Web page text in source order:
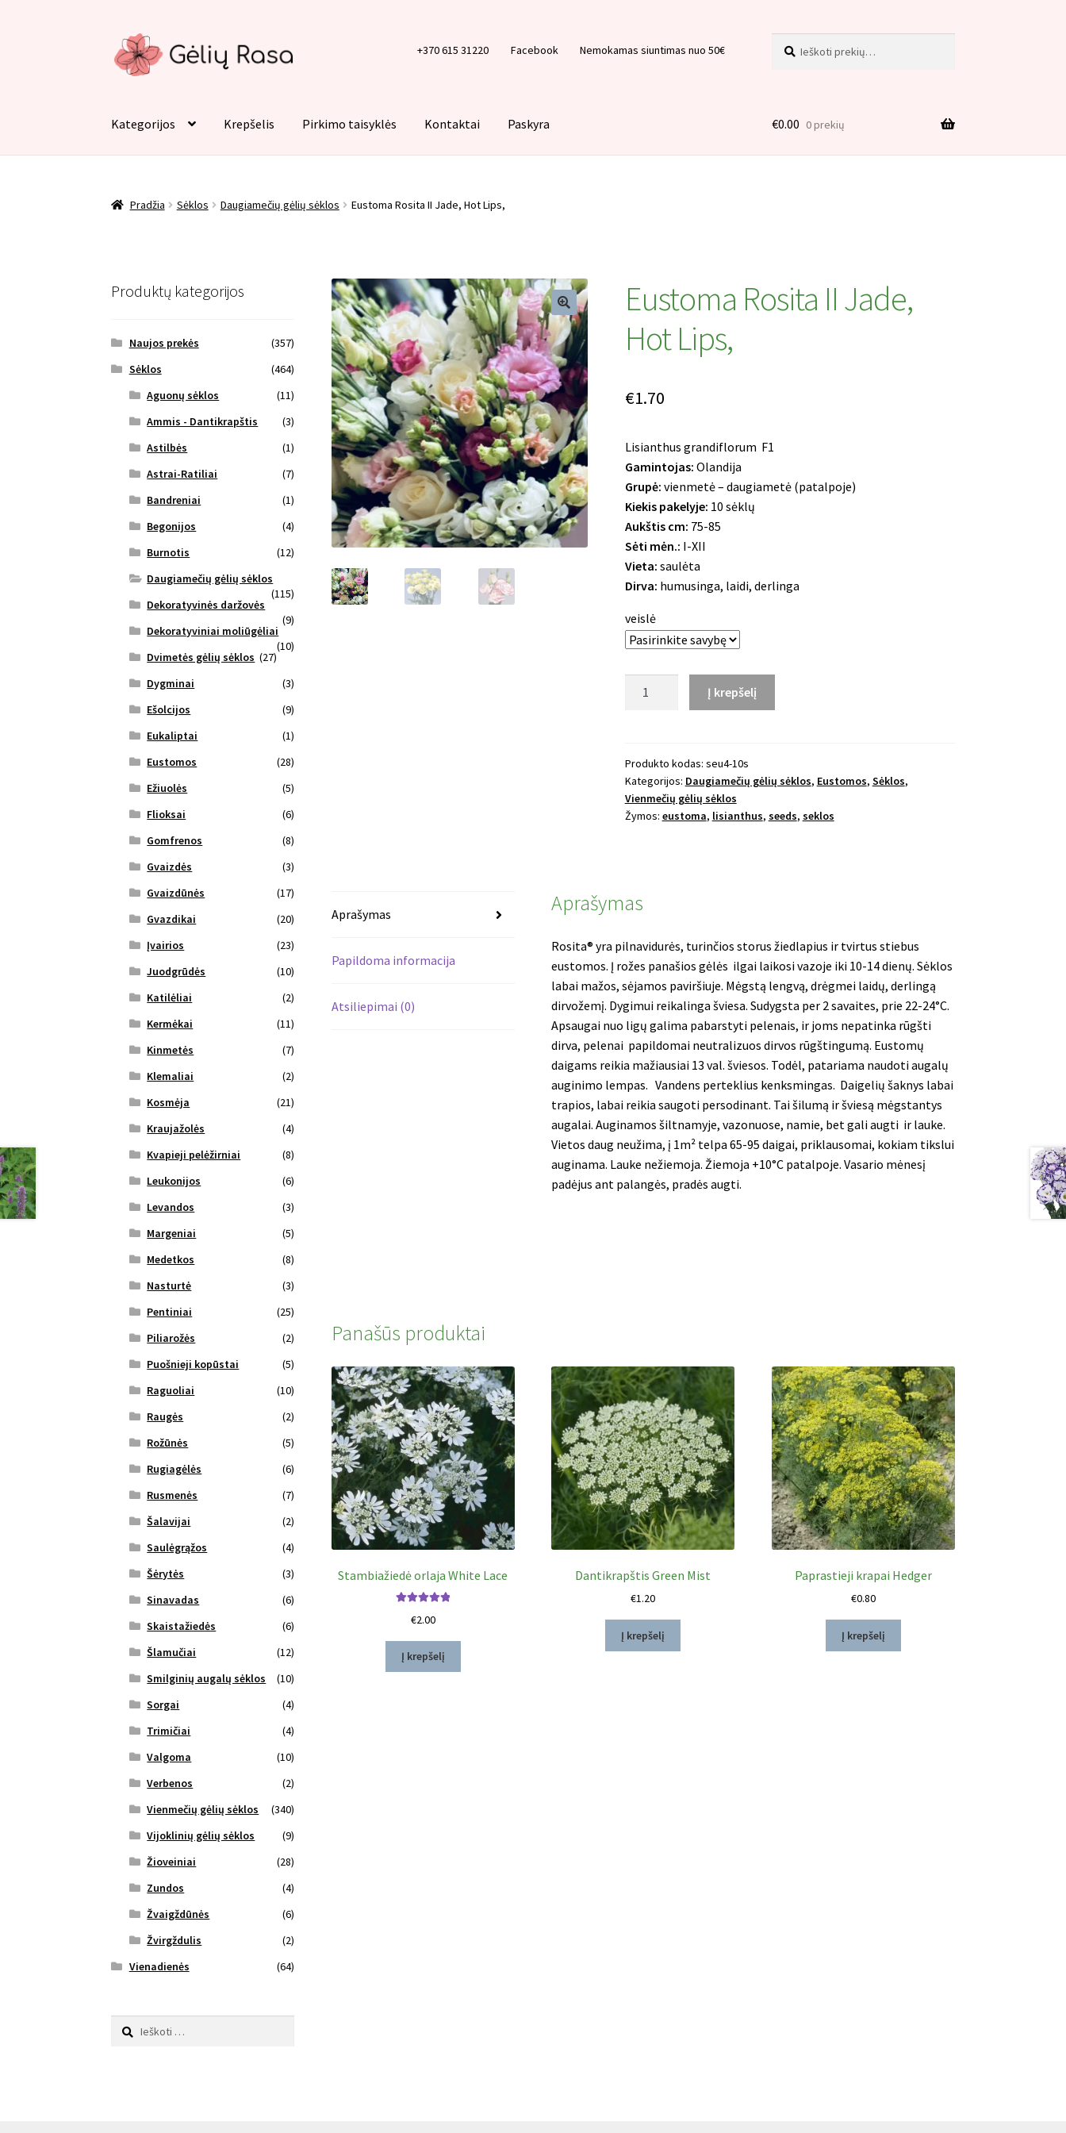
Pereiti
prie
meniu
Pereiti
prie
turinio
+370 615 31220 Facebook Nemokamas siuntimas nuo 50€
Kategorijos Krepšelis Pirkimo taisyklės Kontaktai Paskyra €0.00 0 prekių
Pradžia Sėklos Daugiamečių gėlių sėklos Eustoma Rosita II Jade, Hot Lips,
Eustoma Rosita II Jade,
Hot Lips,
€1.70
Lisianthus grandiflorum F1
Gamintojas: Olandija
Grupė: vienmetė – daugiametė (patalpoje)
Kiekis pakelyje: 10 sėklų
Aukštis cm: 75-85
Sėti mėn.: I-XII
Vieta: saulėta
Dirva: humusinga, laidi, derlinga
veislė
II
Jade,
Hot
Lips,
Į krepšelį
Produkto kodas: seu4-10s
Kategorijos: Daugiamečių gėlių sėklos, Eustomos, Sėklos,
Vienmečių gėlių sėklos
Žymos: eustoma, lisianthus, seeds, seklos
Aprašymas
Papildoma informacija
Atsiliepimai (0)
Aprašymas
Rosita® yra pilnavidurės, turinčios storus žiedlapius ir tvirtus stiebus
eustomos. Į rožes panašios gėlės ilgai laikosi vazoje iki 10-14 dienų. Sėklos
labai mažos, sėjamos paviršiuje. Mėgstą lengvą, drėgmei laidų, derlingą
dirvožemį. Dygimui reikalinga šviesa. Sudygsta per 2 savaites, prie 22-24°C.
Apsaugai nuo ligų galima pabarstyti pelenais, ir joms nepatinka rūgšti
dirva, pelenai papildomai neutralizuos dirvos rūgštingumą. Eustomų
daigams reikia mažiausiai 13 val. šviesos. Todėl, patariama naudoti augalų
auginimo lempas. Vandens perteklius kenksmingas. Daigelių šaknys labai
trapios, labai reikia saugoti persodinant. Tai šilumą ir šviesą mėgstantys
augalai. Auginamos šiltnamyje, vazonuose, namie, bet gali augti ir lauke.
Vietos daug neužima, į 1m² telpa 65-95 daigai, priklausomai, kokiam tikslui
auginama. Lauke nežiemoja. Žiemoja +10°C patalpoje. Vasario mėnesį
padėjus ant palangės, pradės augti.
Panašūs produktai
Stambiažiedė orlaja White Lace
5.00iš 5
€2.00
Į krepšelį
Dantikrapštis Green Mist
€1.20
Į krepšelį
Paprastieji krapai Hedger
€0.80
Į krepšelį
Produktų kategorijos
Naujos prekės
(357)
Sėklos
(464)
Aguonų sėklos
(11)
Ammis - Dantikrapštis
(3)
Astilbės
(1)
Astrai-Ratiliai
(7)
Bandreniai
(1)
Begonijos
(4)
Burnotis
(12)
Daugiamečių gėlių sėklos
(115)
Dekoratyvinės daržovės
(9)
Dekoratyviniai moliūgėliai
(10)
Dvimetės gėlių sėklos (27)
Dygminai
(3)
Ešolcijos
(9)
Eukaliptai
(1)
Eustomos
(28)
Ežiuolės
(5)
Flioksai
(6)
Gomfrenos
(8)
Gvaizdės
(3)
Gvaizdūnės
(17)
Gvazdikai
(20)
Įvairios
(23)
Juodgrūdės
(10)
Katilėliai
(2)
Kermėkai
(11)
Kinmetės
(7)
Klemaliai
(2)
Kosmėja
(21)
Kraujažolės
(4)
Kvapieji pelėžirniai
(8)
Leukonijos
(6)
Levandos
(3)
Margeniai
(5)
Medetkos
(8)
Nasturtė
(3)
Pentiniai
(25)
Piliarožės
(2)
Puošnieji kopūstai
(5)
Raguoliai
(10)
Raugės
(2)
Rožūnės
(5)
Rugiagėlės
(6)
Rusmenės
(7)
Šalavijai
(2)
Saulėgrąžos
(4)
Šėrytės
(3)
Sinavadas
(6)
Skaistažiedės
(6)
Šlamučiai
(12)
Smilginių augalų sėklos
(10)
Sorgai
(4)
Trimičiai
(4)
Valgoma
(10)
Verbenos
(2)
Vienmečių gėlių sėklos
(340)
Vijoklinių gėlių sėklos
(9)
Žioveiniai
(28)
Zundos
(4)
Žvaigždūnės
(6)
Žvirgždulis
(2)
Vienadienės
(64)
Ieškoti: